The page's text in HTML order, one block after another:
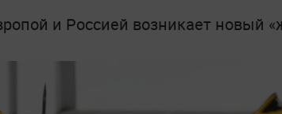
и Россией возникает новый